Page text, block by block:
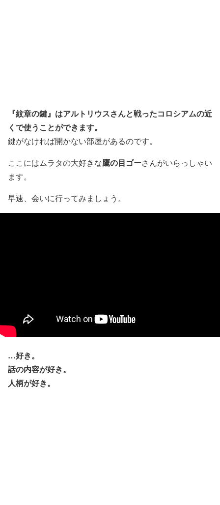
『紋章の鍵』はアルトリウスさんと戦ったコロシアムの近
くで使うことができます。
鍵がなければ開かない部屋があるのです。
ここにはムラタの大好きな鷹の目ゴーさんがいらっしゃい
ます。
早速、会いに行ってみましょう。
…好き。
話の内容が好き。
人柄が好き。